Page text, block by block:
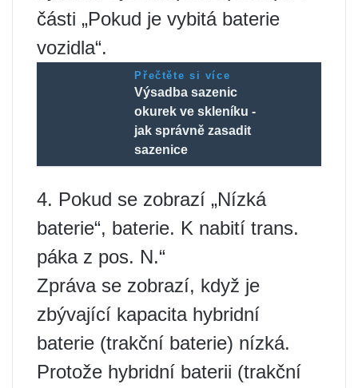
části „Pokud je vybitá baterie
vozidla“.
Přečtěte si více
Výsadba sazenic
okurek ve skleníku -
jak správně zasadit
sazenice
4. Pokud se zobrazí „Nízká
baterie“, baterie. K nabití trans.
páka z pos. N.“
Zpráva se zobrazí, když je
zbývající kapacita hybridní
baterie (trakční baterie) nízká.
Protože hybridní baterii (trakční